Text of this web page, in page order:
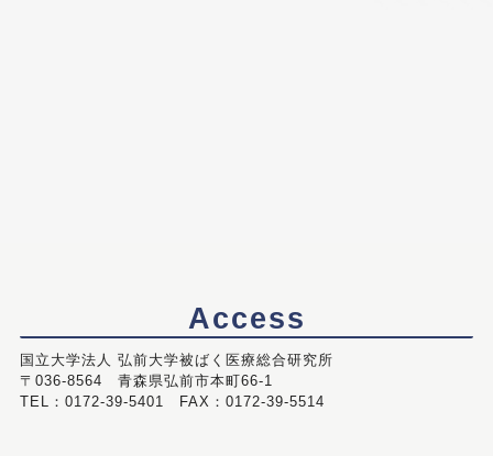
Access
国立大学法人 弘前大学被ばく医療総合研究所
〒036-8564 青森県弘前市本町66-1
TEL：0172-39-5401 FAX：0172-39-5514